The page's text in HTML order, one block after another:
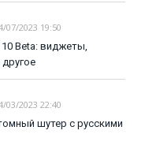
07/2023 19:50
Beta: виджеты,
03/2023 22:40
шутер с русскими